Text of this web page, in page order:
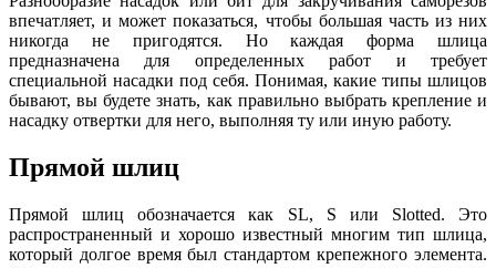
впечатляет, и может показаться, чтобы большая часть из них
никогда не пригодятся. Но каждая форма шлица
предназначена для определенных работ и требует
специальной насадки под себя. Понимая, какие типы шлицов
бывают, вы будете знать, как правильно выбрать крепление и
насадку отвертки для него, выполняя ту или иную работу.
Прямой шлиц
Прямой шлиц обозначается как SL, S или Slotted. Это
распространенный и хорошо известный многим тип шлица,
который долгое время был стандартом крепежного элемента.